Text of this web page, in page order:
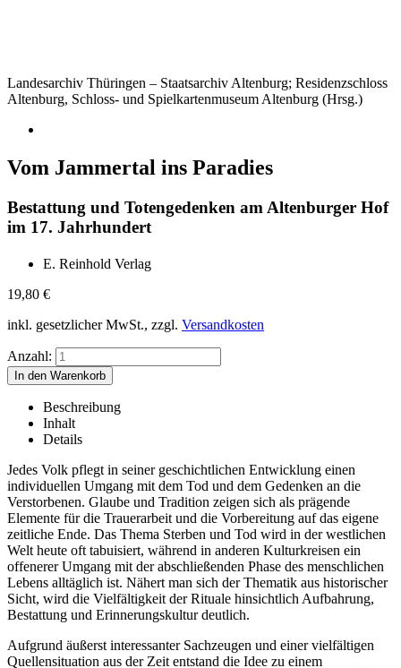
Landesarchiv Thüringen – Staatsarchiv Altenburg; Residenzschloss
Altenburg, Schloss- und Spielkartenmuseum Altenburg (Hrsg.)
Vom Jammertal ins Paradies
Bestattung und Totengedenken am Altenburger Hof
im 17. Jahrhundert
E. Reinhold Verlag
19,80 €
inkl. gesetzlicher MwSt., zzgl. Versandkosten
Anzahl:
Beschreibung
Inhalt
Details
Jedes Volk pflegt in seiner geschichtlichen Entwicklung einen
individuellen Umgang mit dem Tod und dem Gedenken an die
Verstorbenen. Glaube und Tradition zeigen sich als prägende
Elemente für die Trauerarbeit und die Vorbereitung auf das eigene
zeitliche Ende. Das Thema Sterben und Tod wird in der westlichen
Welt heute oft tabuisiert, während in anderen Kulturkreisen ein
offenerer Umgang mit der abschließenden Phase des menschlichen
Lebens alltäglich ist. Nähert man sich der Thematik aus historischer
Sicht, wird die Vielfältigkeit der Rituale hinsichtlich Aufbahrung,
Bestattung und Erinnerungskultur deutlich.
Aufgrund äußerst interessanter Sachzeugen und einer vielfältigen
Quellensituation aus der Zeit entstand die Idee zu einem